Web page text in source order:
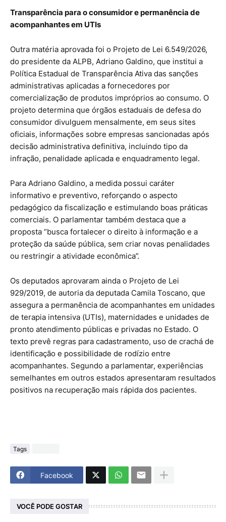
Transparência para o consumidor e permanência de
acompanhantes em UTIs
Outra matéria aprovada foi o Projeto de Lei 6.549/2026,
do presidente da ALPB, Adriano Galdino, que institui a
Política Estadual de Transparência Ativa das sanções
administrativas aplicadas a fornecedores por
comercialização de produtos impróprios ao consumo. O
projeto determina que órgãos estaduais de defesa do
consumidor divulguem mensalmente, em seus sites
oficiais, informações sobre empresas sancionadas após
decisão administrativa definitiva, incluindo tipo da
infração, penalidade aplicada e enquadramento legal.
Para Adriano Galdino, a medida possui caráter
informativo e preventivo, reforçando o aspecto
pedagógico da fiscalização e estimulando boas práticas
comerciais. O parlamentar também destaca que a
proposta “busca fortalecer o direito à informação e a
proteção da saúde pública, sem criar novas penalidades
ou restringir a atividade econômica”.
Os deputados aprovaram ainda o Projeto de Lei
929/2019, de autoria da deputada Camila Toscano, que
assegura a permanência de acompanhantes em unidades
de terapia intensiva (UTIs), maternidades e unidades de
pronto atendimento públicas e privadas no Estado. O
texto prevê regras para cadastramento, uso de crachá de
identificação e possibilidade de rodízio entre
acompanhantes. Segundo a parlamentar, experiências
semelhantes em outros estados apresentaram resultados
positivos na recuperação mais rápida dos pacientes.
Tags
Facebook
VOCÊ PODE GOSTAR